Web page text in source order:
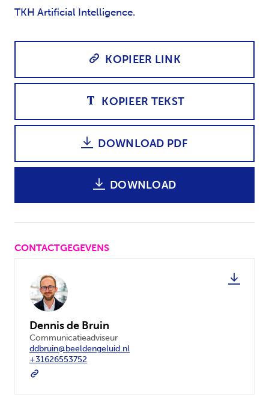
TKH Artificial Intelligence.
KOPIEER LINK
KOPIEER TEKST
DOWNLOAD PDF
DOWNLOAD
CONTACTGEGEVENS
Dennis de Bruin
Communicatieadviseur
ddbruin@beeldengeluid.nl
+31626553752